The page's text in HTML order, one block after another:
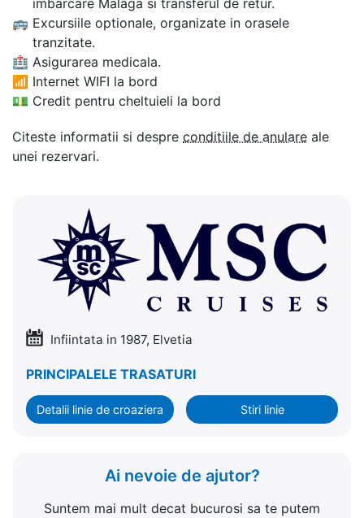
imbarcare Malaga si transferul de retur.
🚌 Excursiile optionale, organizate in orasele
tranzitate.
🏥 Asigurarea medicala.
📶 Internet WIFI la bord
💵 Credit pentru cheltuieli la bord
Citeste informatii si despre conditiile de anulare ale
unei rezervari.
Infiintata in 1987, Elvetia
PRINCIPALELE TRASATURI
Detalii linie de croaziera Stiri linie
Ai nevoie de ajutor?
Suntem mai mult decat bucurosi sa te putem